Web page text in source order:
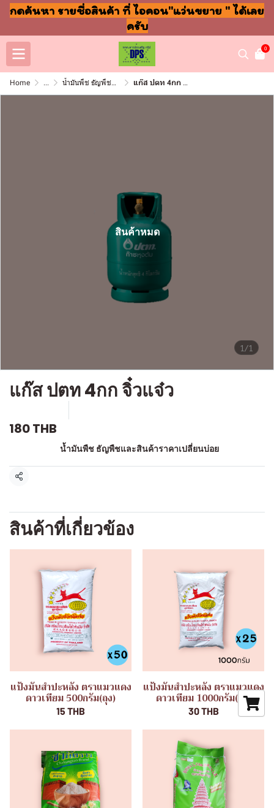
กดค้นหา รายชื่อสินค้า ที่ ไอคอน"แว่นขยาย " ได้เลย
ครับ
0
Home ... น้ำมันพืช ธัญพืชและสินค้าราคาเปลี่ยนบ่อย แก๊ส ปตท 4กก จิ๋วแจ๋ว
1/1
สินค้าหมด
แก๊ส ปตท 4กก จิ๋วแจ๋ว
180 THB
น้ำมันพืช ธัญพืชและสินค้าราคาเปลี่ยนบ่อย
แชร์
สินค้าที่เกี่ยวข้อง
แป้งมันสำปะหลัง ตราแมวแดง
ดาวเทียม 500กรัม(ถุง)
15 THB
แป้งมันสำปะหลัง ตราแมวแดง
ดาวเทียม 1000กรัม(ถุง)
30 THB